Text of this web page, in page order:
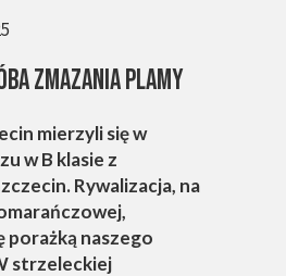
mierzyli się w
w B klasie z
Rywalizacja, na
porażką naszego
strzeleckiej
ZMAZANIA PLAMY